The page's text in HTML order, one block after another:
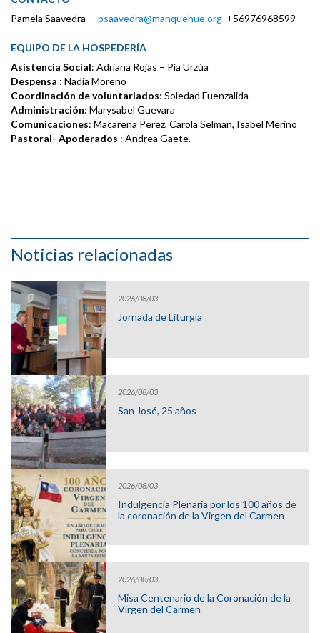
Pamela Saavedra – psaavedra@manquehue.org +56976968599
EQUIPO DE LA HOSPEDERÍA
Asistencia Social: Adriana Rojas – Pía Urzúa
Despensa : Nadia Moreno
Coordinación de voluntariados: Soledad Fuenzalida
Administración: Marysabel Guevara
Comunicaciones: Macarena Perez, Carola Selman, Isabel Merino
Pastoral- Apoderados : Andrea Gaete.
Noticias relacionadas
2026/08/03
Jornada de Liturgia
2026/08/03
San José, 25 años
2026/08/03
Indulgencia Plenaria por los 100 años de
la coronación de la Virgen del Carmen
2026/08/03
Misa Centenario de la Coronación de la
Virgen del Carmen